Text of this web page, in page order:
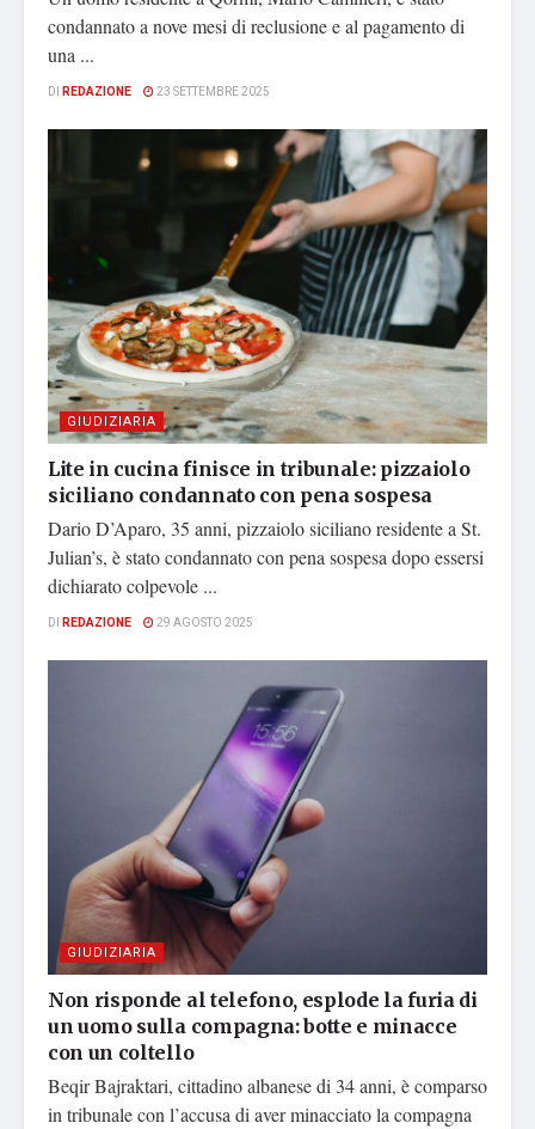
condannato a nove mesi di reclusione e al pagamento di
una ...
DI REDAZIONE 23 SETTEMBRE 2025
GIUDIZIARIA
Lite in cucina finisce in tribunale: pizzaiolo
siciliano condannato con pena sospesa
Dario D’Aparo, 35 anni, pizzaiolo siciliano residente a St.
Julian’s, è stato condannato con pena sospesa dopo essersi
dichiarato colpevole ...
DI REDAZIONE 29 AGOSTO 2025
GIUDIZIARIA
Non risponde al telefono, esplode la furia di
un uomo sulla compagna: botte e minacce
con un coltello
Beqir Bajraktari, cittadino albanese di 34 anni, è comparso
in tribunale con l’accusa di aver minacciato la compagna